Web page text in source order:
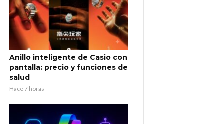
Anillo inteligente de Casio con
pantalla: precio y funciones de
salud
Hace 7 horas